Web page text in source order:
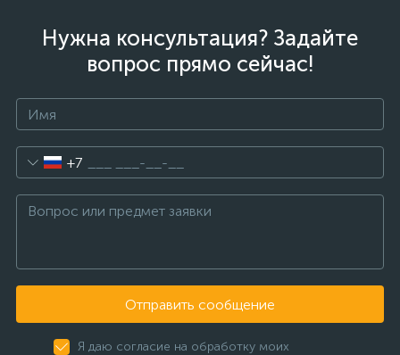
Нужна консультация? Задайте
вопрос прямо сейчас!
+7
Отправить сообщение
Я даю согласие на обработку моих